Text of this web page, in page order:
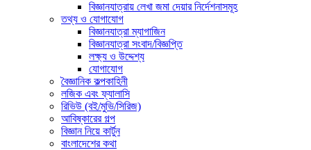
বিজ্ঞানযাত্রায় লেখা জমা দেয়ার নির্দেশনাসমূহ
তথ্য ও যোগাযোগ
বিজ্ঞানযাত্রা ম্যাগাজিন
বিজ্ঞানযাত্রা সংবাদ/বিজ্ঞপ্তি
লক্ষ্য ও উদ্দেশ্য
যোগাযোগ
বৈজ্ঞানিক কল্পকাহিনী
লজিক এবং ফ্যালাসি
রিভিউ (বই/মুভি/সিরিজ)
আবিষ্কারের গল্প
বিজ্ঞান নিয়ে কার্টুন
বাংলাদেশের কথা